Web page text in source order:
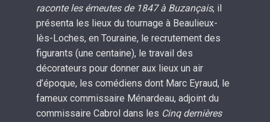
raconte les émeutes de 1847 à Buzançais, il
présenta les lieux du tournage à Beaulieux-
lès-Loches, en Touraine, le recrutement des
figurants (une centaine), le travail des
décorateurs pour donner aux lieux un air
d’époque, les comédiens dont Marc Eyraud, le
fameux commissaire Ménardeau, adjoint du
commissaire Cabrol dans les Cinq dernières